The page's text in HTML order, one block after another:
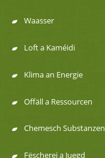
Menu
de
navigation
Waasser
Loft a Kaméidi
Klima an Energie
Offäll a Ressourcen
Chemesch Substanzen
Fëscherei a Juegd